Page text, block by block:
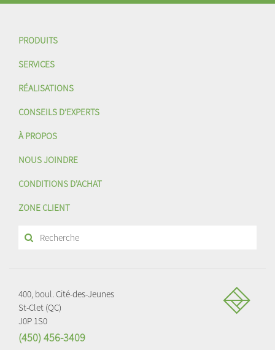
PRODUITS
SERVICES
RÉALISATIONS
CONSEILS D’EXPERTS
À PROPOS
NOUS JOINDRE
CONDITIONS D'ACHAT
ZONE CLIENT
400, boul. Cité-des-Jeunes
St-Clet (QC)
J0P 1S0
(450) 456-3409